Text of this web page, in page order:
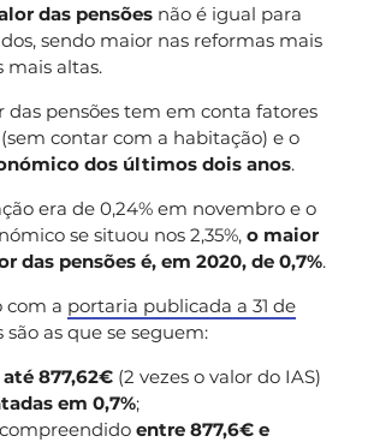
das pensões não é igual para
sendo maior nas reformas mais
mais altas.
das pensões tem em conta fatores
(sem contar com a habitação) e o
dos últimos dois anos.
era de 0,24% em novembro e o
se situou nos 2,35%, o maior
das pensões é, em 2020, de 0,7%.
com a portaria publicada a 31 de
são as que se seguem:
até 877,62€ (2 vezes o valor do IAS)
em 0,7%;
entre 877,6€ e